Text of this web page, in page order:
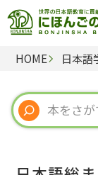
HOME 日本語